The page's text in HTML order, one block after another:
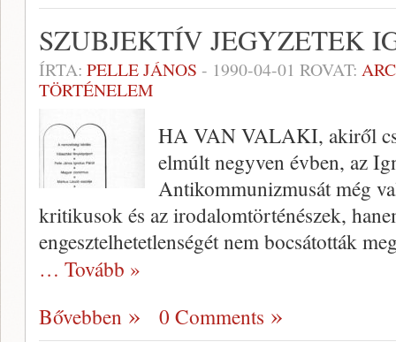
SZUBJEKTÍV JEGYZETEK
ÍRTA: PELLE JÁNOS - 1990-04-01 ROVAT:
TÖRTÉNELEM
HA VAN VALAKI, akiről
elmúlt negy­ven évben, az
Antikommunizmusát még
kritikusok és az iro­dalomtörténészek,
engesztelhetetlen­ségét nem bocsátották
… Tovább »
Bővebben
0 Comments